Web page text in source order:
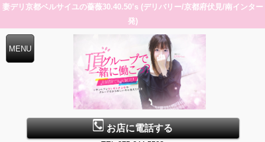
妻デリ京都ベルサイユの薔薇30.40.50’s (デリバリー/京都府伏見/南インター
発)
お店に電話する